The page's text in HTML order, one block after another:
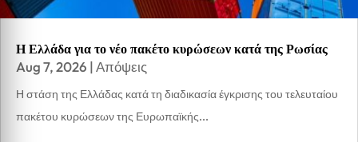
Η Ελλάδα για το νέο πακέτο κυρώσεων κατά της Ρωσίας
Aug 7, 2026 |Απόψεις
Η στάση της Ελλάδας κατά τη διαδικασία έγκρισης του τελευταίου
πακέτου κυρώσεων της Ευρωπαϊκής...